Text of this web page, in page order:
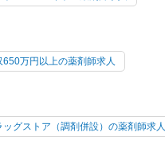
650万円以上の薬剤師求人
グストア（調剤併設）の薬剤師求人